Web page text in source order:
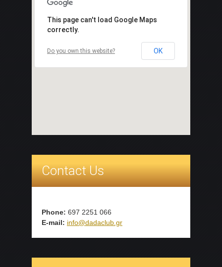
This page can't load Google Maps
correctly.
Do you own this website? OK
Contact Us
Phone: 697 2251 066
E-mail: info@dadaclub.gr